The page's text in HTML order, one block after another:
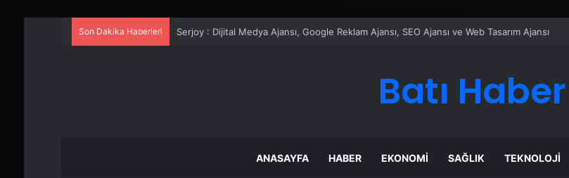
Son Dakika Haberleri UETDS Nedir ? Uetds.com İle Akıllı Dijital Taşımacılık Yazılımı
Batı Haber
ANASAYFA HABER EKONOMI SAĞLIK TEKNOLOJI